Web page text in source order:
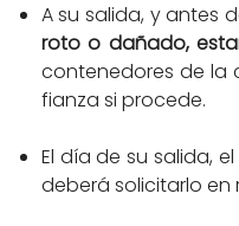
A su salida, y antes
roto o dañado,
contenedores de la
fianza si procede.
El día de su salida,
deberá solicitarlo